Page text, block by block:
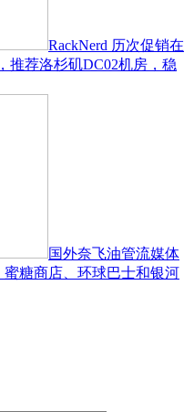
RackNerd 历次促销在
推荐洛杉矶DC02机房，稳
国外奈飞油管流媒体
糖商店、环球巴士和银河